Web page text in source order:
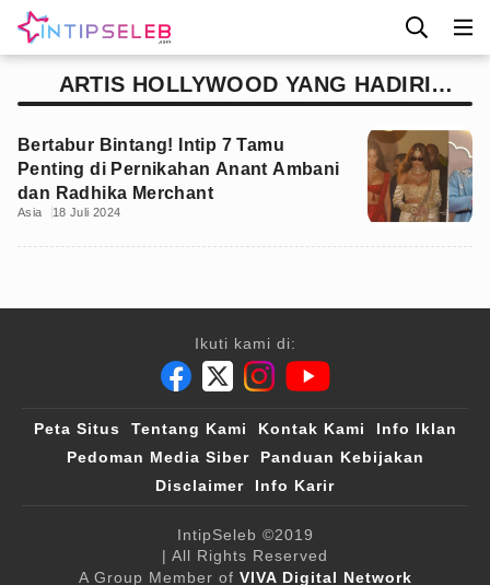
ARTIS HOLLYWOOD YANG HADIRI
PERNIKAHAN ANANT AMBANI
Bertabur Bintang! Intip 7 Tamu
Penting di Pernikahan Anant Ambani
dan Radhika Merchant
Asia 18 Juli 2024
Ikuti kami di:
Peta Situs Tentang Kami Kontak Kami
Info Iklan
Pedoman Media Siber
Panduan Kebijakan
Disclaimer
Info Karir
IntipSeleb ©2019
| All Rights Reserved
A Group Member of VIVA Digital Network